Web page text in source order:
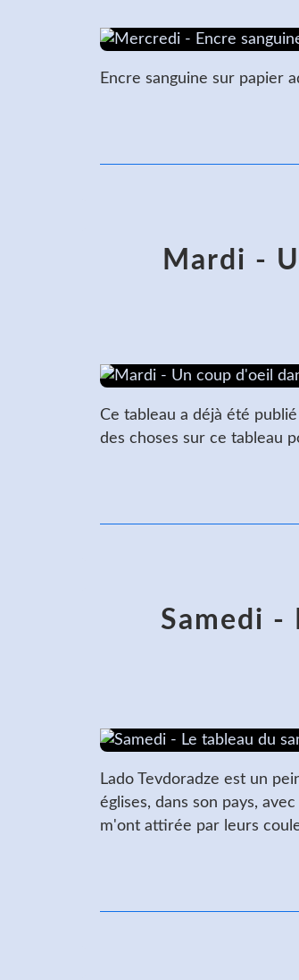
Encre sanguine sur papier
Mardi -
Ce tableau a déjà été
des choses sur ce tableau
Samedi -
Lado Tevdoradze est un
églises, dans son pays,
m'ont attirée par leurs